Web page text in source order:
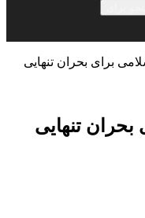
برای بحران تنهایی
تنهایی